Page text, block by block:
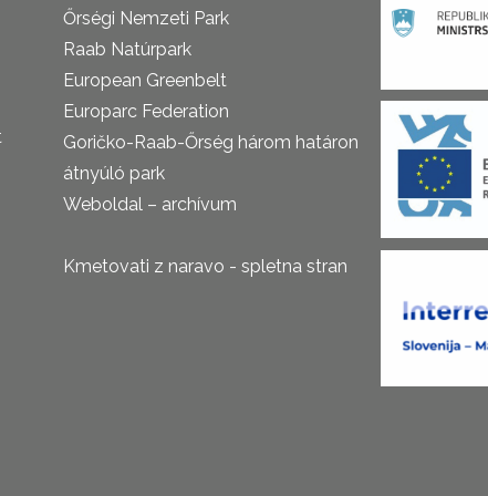
Őrségi Nemzeti Park
Raab Natúrpark
European Greenbelt
Europarc Federation
Goričko-Raab-Őrség három határon
átnyúló park
Weboldal – archívum
Kmetovati z naravo - spletna stran